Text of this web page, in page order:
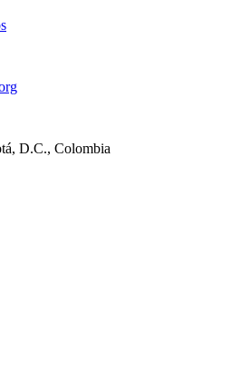
D.C., Colombia